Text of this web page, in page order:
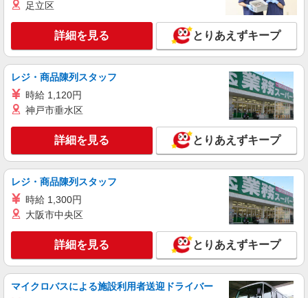
足立区
詳細を見る とりあえずキープ
レジ・商品陳列スタッフ
時給 1,120円
神戸市垂水区
詳細を見る とりあえずキープ
レジ・商品陳列スタッフ
時給 1,300円
大阪市中央区
詳細を見る とりあえずキープ
マイクロバスによる施設利用者送迎ドライバー